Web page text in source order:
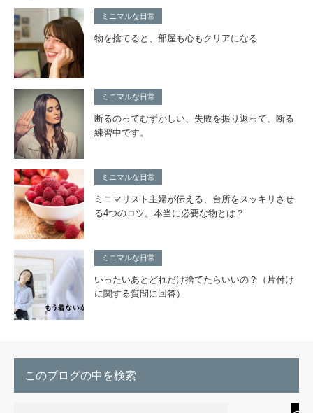
ミニマルな日常
物を捨てると、部屋も心もクリアになる
ミニマルな日常
断るのってむずかしい、失敗を振り返って、断る
練習中です。
ミニマルな日常
ミニマリスト主婦が伝える、台所をスッキリさせ
る4つのコツ。本当に必要な物とは？
ミニマルな日常
いったいあとどれだけ捨てたらいいの？（片付け
に関する質問に回答）
このブログの中を検索